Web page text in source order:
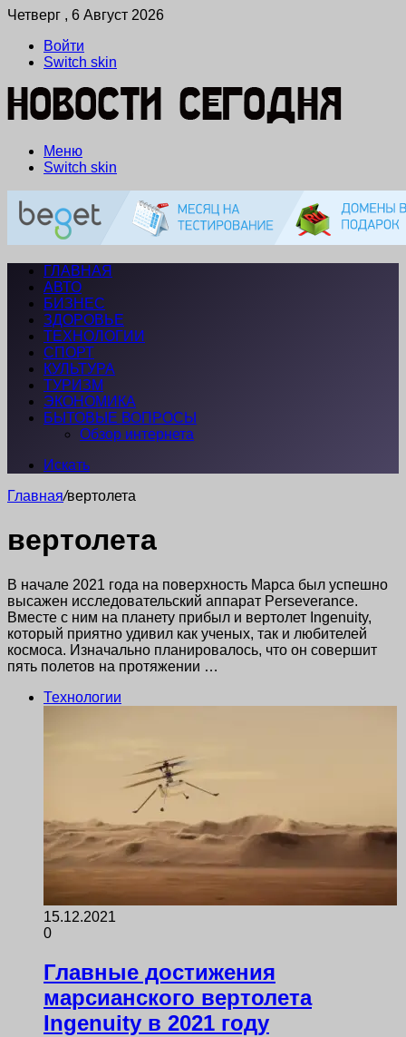
Четверг , 6 Август 2026
Войти
Switch skin
Меню
Switch skin
ГЛАВНАЯ
АВТО
БИЗНЕС
ЗДОРОВЬЕ
ТЕХНОЛОГИИ
СПОРТ
КУЛЬТУРА
ТУРИЗМ
ЭКОНОМИКА
БЫТОВЫЕ ВОПРОСЫ
Обзор интернета
Искать
Главная/вертолета
вертолета
В начале 2021 года на поверхность Марса был успешно
высажен исследовательский аппарат Perseverance.
Вместе с ним на планету прибыл и вертолет Ingenuity,
который приятно удивил как ученых, так и любителей
космоса. Изначально планировалось, что он совершит
пять полетов на протяжении …
Технологии
15.12.2021
0
Главные достижения
марсианского вертолета
Ingenuity в 2021 году